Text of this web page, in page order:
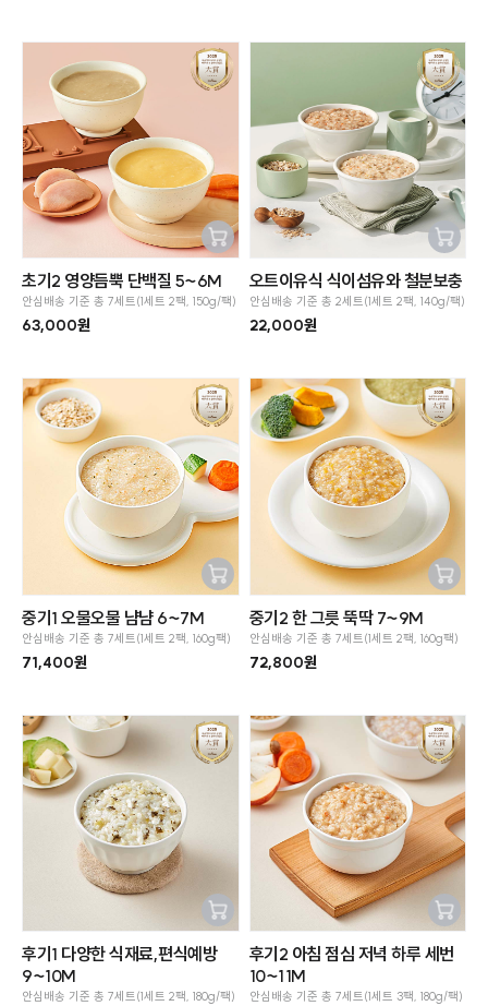
초기2 영양듬뿍 단백질 5~6M
안심배송 기준 총 7세트(1세트 2팩, 150g/팩)
63,000원
니추가
오트이유식 식이섬유와 철분보충
안심배송 기준 총 2세트(1세트 2팩, 140g/팩)
22,000원
니추가
중기1 오물오물 냠냠 6~7M
안심배송 기준 총 7세트(1세트 2팩, 160g팩)
71,400원
니추가
중기2 한 그릇 뚝딱 7~9M
안심배송 기준 총 7세트(1세트 2팩, 160g팩)
72,800원
후기1 다양한 식재료,편식예방
9~10M
안심배송 기준 총 7세트(1세트 2팩, 180g/팩)
장바구
니추가
후기2 아침 점심 저녁 하루 세번
10~11M
안심배송 기준 총 7세트(1세트 3팩, 180g/팩)
니추가